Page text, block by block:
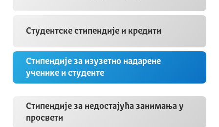
Студентске стипендије и кредити
Стипендије за изузетно надарене
ученике и студенте
Стипендије за недостајућа занимања у
просвети